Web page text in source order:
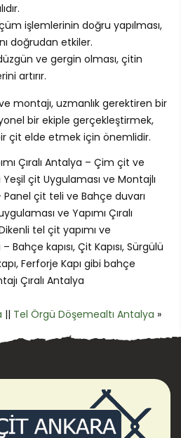
işlemlerinin doğru yapılması,
doğrudan etkiler.
ve gergin olması, çitin
artırır.
montajı, uzmanlık gerektiren bir
bir ekiple gerçekleştirmek,
çit elde etmek için önemlidir.
Çıralı Antalya – Çim çit ve
çit Uygulaması ve Montajlı
Panel çit teli ve Bahçe duvarı
ve Yapımı Çıralı
tel çit yapımı ve
Bahçe kapısı, Çit Kapısı, Sürgülü
Ferforje Kapı gibi bahçe
Çıralı Antalya
|| Tel Örgü Döşemealtı Antalya »